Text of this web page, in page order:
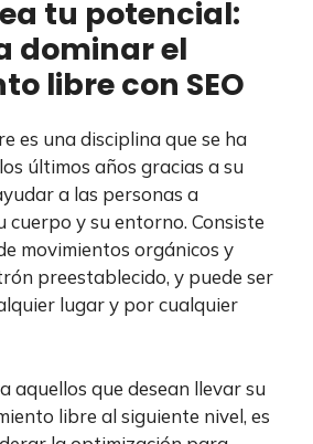
tu potencial:
dominar el
libre con SEO
es una disciplina que se ha
últimos años gracias a su
a las personas a
cuerpo y su entorno. Consiste
movimientos orgánicos y
preestablecido, y puede ser
lugar y por cualquier
aquellos que desean llevar su
libre al siguiente nivel, es